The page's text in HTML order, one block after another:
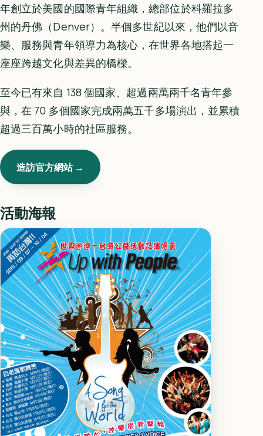
年創立於美國的國際青年組織，總部位於科羅拉多
州的丹佛（Denver）。半個多世紀以來，他們以音
樂、服務與青年領導力為核心，在世界各地搭起一
座座跨越文化與差異的橋樑。
至今已有來自 138 個國家、超過兩萬兩千名青年參
與，在 70 多個國家完成兩萬五千多場演出，並累積
超過三百萬小時的社區服務。
造訪官方網站 →
活動海報